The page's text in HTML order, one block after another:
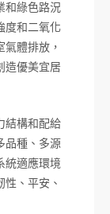
和綠色路況
度和二氧化
體排放，
造優美宜居
結構和配給
品種、多源
統適應環境
、平安、